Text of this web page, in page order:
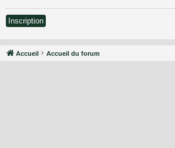
Inscription
Accueil Accueil du forum